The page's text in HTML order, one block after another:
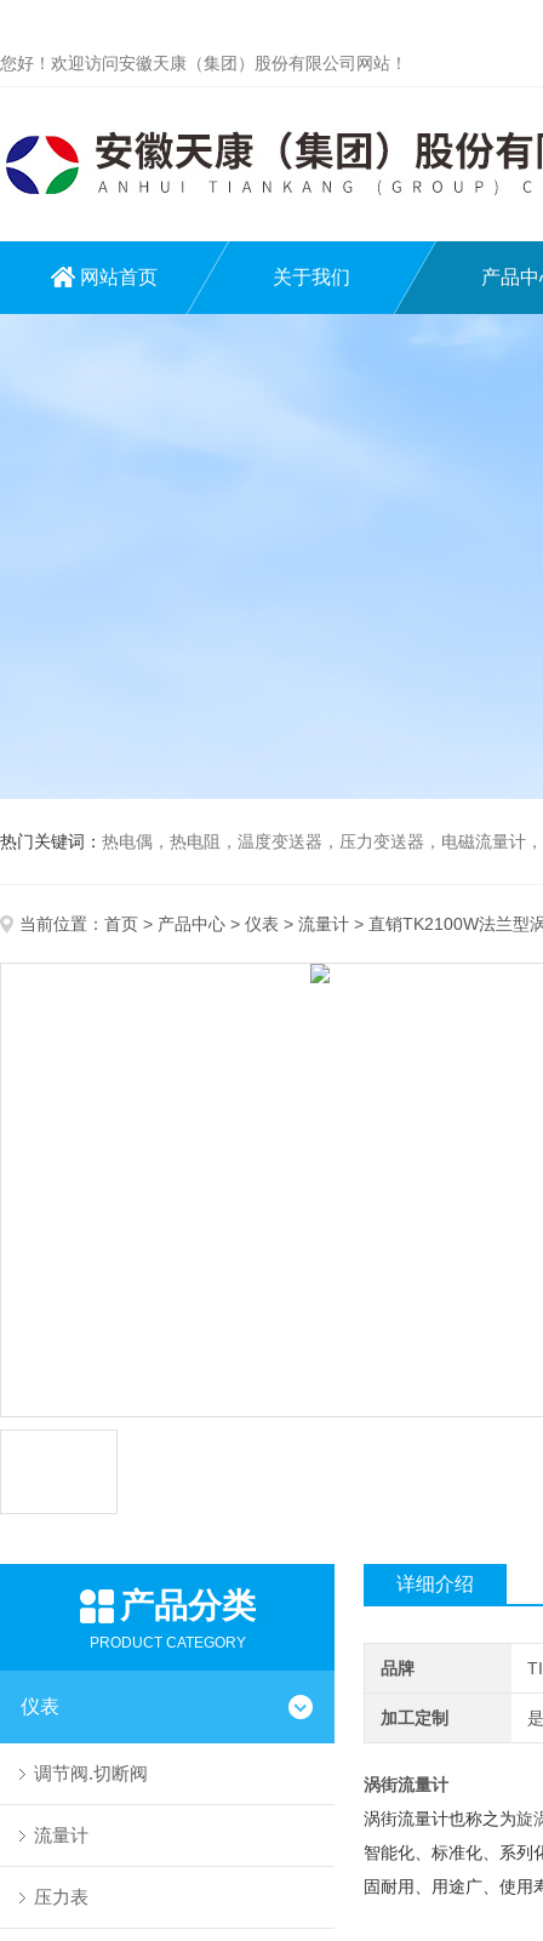
您好！欢迎访问安徽天康（集团）股份有限公司网站！
网站首页 关于我们 产品中
热门关键词： 热电偶，热电阻，温度变送器，压力变送器，电磁流量计，
当前位置： 首页 > 产品中心 > 仪表 > 流量计 > 直销TK2100W法兰型
产品分类
PRODUCT CATEGORY
仪表
调节阀.切断阀
流量计
压力表
详细介绍
品牌
加工定制
涡街流量计
涡街流量计也称之为旋
智能化、标准化、系列
固耐用、用途广、使用